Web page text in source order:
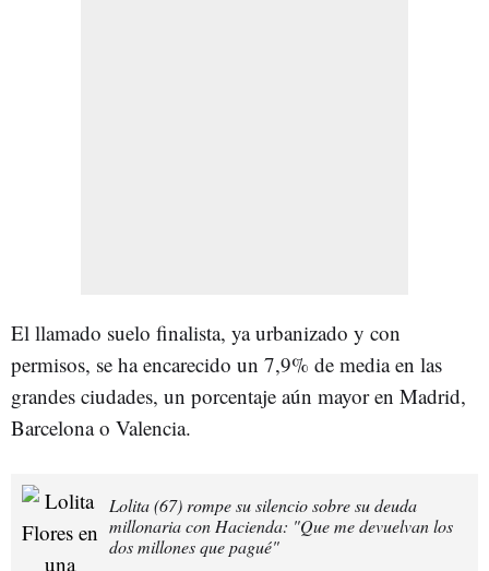
El llamado suelo finalista, ya urbanizado y con
permisos, se ha encarecido un 7,9% de media en las
grandes ciudades, un porcentaje aún mayor en Madrid,
Barcelona o Valencia.
Lolita (67) rompe su silencio sobre su deuda
millonaria con Hacienda: "Que me devuelvan los
dos millones que pagué"